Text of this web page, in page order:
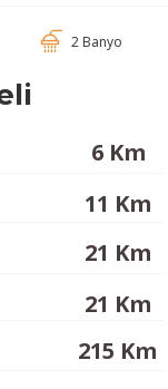
2 Banyo
6 Km
11 Km
21 Km
21 Km
215 Km